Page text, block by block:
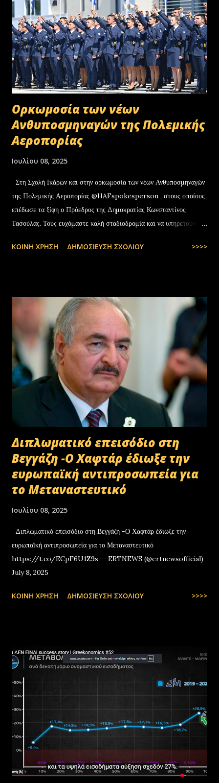
Oρκωμοσία των νέων
Ανθυποσμηναγών της Πολεμικής
Αεροπορίας
Ιουλίου 08, 2025
Στη Σχολή Ικάρων και στην ορκωμοσία των νέων Ανθυποσμηναγών
της Πολεμικής Αεροπορίας @HAFspokesperson , στους οποίους
επέδωσε τα ξίφη ο Πρόεδρος της Δημοκρατίας Κωνσταντίνος
Τασούλας. Τους ευχόμαστε καλή σταδιοδρομία και να υπηρετούν με
pic.twitter.com/t6bNFBH5Ce — Nikos Dendias
ΚΟΙΝΉ ΧΡΉΣΗ ΔΗΜΟΣΊΕΥΣΗ ΣΧΟΛΊΟΥ >>>>
Διπλωματικό επεισόδιο στη
Βεγγάζη -Ο Χαφτάρ έδιωξε την
ευρωπαϊκή αντιπροσωπεία για
το Μεταναστευτικό
Ιουλίου 08, 2025
Διπλωματικό επεισόδιο στη Βεγγάζη -Ο Χαφτάρ έδιωξε την
ευρωπαϊκή αντιπροσωπεία για το Μεταναστευτικό
https://t.co/ECpF6U1Z9s — ERTNEWS (@ertnewsofficial)
July 8, 2025
ΚΟΙΝΉ ΧΡΉΣΗ ΔΗΜΟΣΊΕΥΣΗ ΣΧΟΛΊΟΥ >>>>